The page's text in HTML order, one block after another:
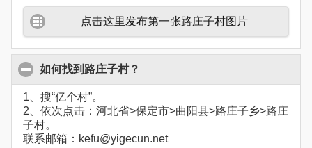
点击这里发布第一张路庄子村图片
如何找到路庄子村？
1、搜“亿个村”。
2、依次点击：河北省>保定市>曲阳县>路庄子乡>路庄
子村。
联系邮箱：kefu@yigecun.net